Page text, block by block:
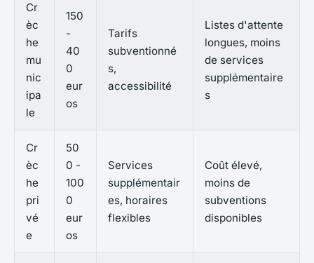
Cr
èc
he
mu
nic
ipa
le
150
-
40
0
eur
os
Tarifs
subventionné
s,
accessibilité
Listes d'attente
longues, moins
de services
supplémentaire
s
Cr
èc
he
pri
vé
e
50
0 -
100
0
eur
os
Services
supplémentair
es, horaires
flexibles
Coût élevé,
moins de
subventions
disponibles